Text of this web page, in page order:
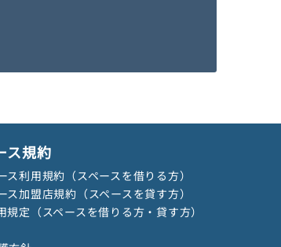
ス規約
ス利用規約（スペースを借りる方）
ス加盟店規約（スペースを貸す方）
規定（スペースを借りる方・貸す方）